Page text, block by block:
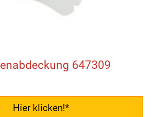
647309
Hier klicken!*